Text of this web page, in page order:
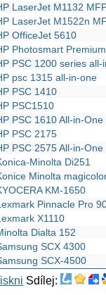
LaserJet M1132
LaserJet M1522n
OfficeJet 5610
Photosmart
PSC 1200 series all-
psc 1315 all-in-one
PSC 1410
PSC1510
PSC 1610 All-in-One
PSC 2175
PSC 2575 All-in-One
Minolta Di251
Minolta
KM-1650
Pinnacle Pro
X1110
Dialta 152
SCX 4300
SCX-4500
Sdílej: